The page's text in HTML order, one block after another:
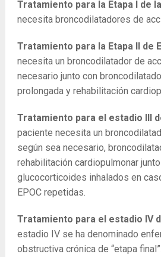
Tratamiento para la Etapa I de la
necesita broncodilatadores de
Tratamiento para la Etapa II de
necesita un broncodilatador de
necesario junto con
prolongada y rehabilitación
Tratamiento para el estadio III
paciente necesita un
según sea necesario,
rehabilitación cardiopulmonar
glucocorticoides inhalados en
EPOC repetidas.
Tratamiento para el estadio IV
estadio IV se ha denominado
obstructiva crónica de “etapa